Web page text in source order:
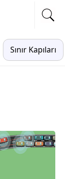
Sınır Kapıları